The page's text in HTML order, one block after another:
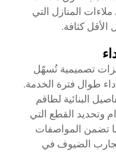
المنازل التي
كثافة.
تصميمية تُسهّل
طوال فترة الخدمة.
البنائية لطاقم
وتحديد القطع التي
تضمن المواصفات
تجارب الضيوف في